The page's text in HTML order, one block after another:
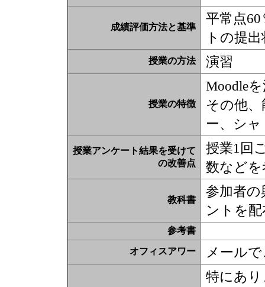
成績評価方法と基準
平常点
トの提
授業の方法 演習
授業の特徴
Moodle
その他
ー、シ
授業アンケート結果を受けて
の改善点
授業1回
数など
教科書
参加者の
ントを
参考書
オフィスアワー メール
特にあ